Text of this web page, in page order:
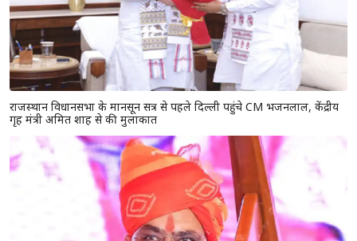
राजस्थान विधानसभा के मानसून सत्र से पहले दिल्ली पहुंचे CM भजनलाल, केंद्रीय
गृह मंत्री अमित शाह से की मुलाकात